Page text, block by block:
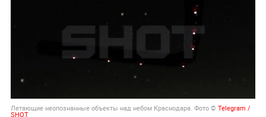
Летающие неопознанные объекты над небом Краснодара. Фото © Telegram /
SHOT